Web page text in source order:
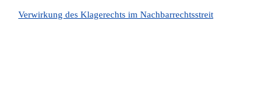
Verwirkung des Klagerechts im Nachbarrechtsstreit